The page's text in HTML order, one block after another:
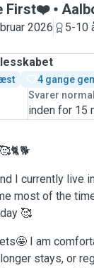
First❤️
2026
5-10
4 gange
Svarer
inden for 15
I currently live
most of the
🥰
I am
stays, or